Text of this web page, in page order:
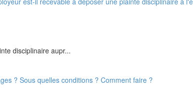
disciplinaire aupr...
? Sous quelles conditions ? Comment faire ?